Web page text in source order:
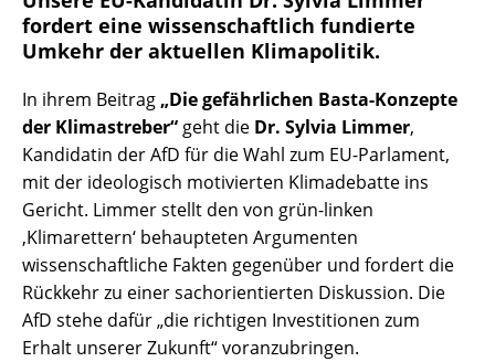
fordert eine wissenschaftlich fundierte
Umkehr der aktuellen Klimapolitik.
In ihrem Beitrag „Die gefährlichen Basta-Konzepte
der Klimastreber“ geht die Dr. Sylvia Limmer,
Kandidatin der AfD für die Wahl zum EU-Parlament,
mit der ideologisch motivierten Klimadebatte ins
Gericht. Limmer stellt den von grün-linken
‚Klimarettern‘ behaupteten Argumenten
wissenschaftliche Fakten gegenüber und fordert die
Rückkehr zu einer sachorientierten Diskussion. Die
AfD stehe dafür „die richtigen Investitionen zum
Erhalt unserer Zukunft“ voranzubringen.